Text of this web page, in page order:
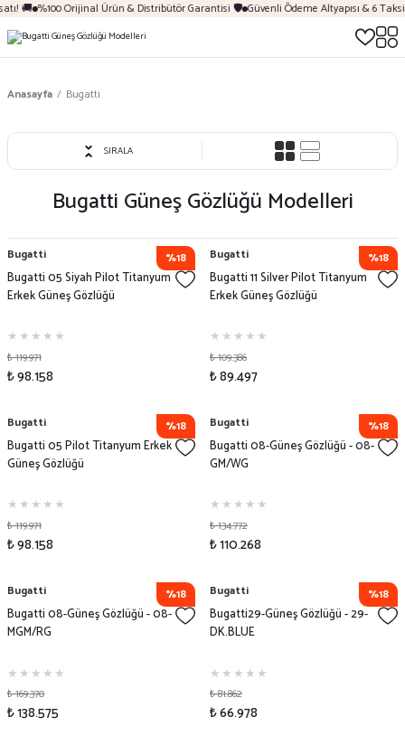
🚚 %100 Orijinal Ürün & Distribütör Garantisi 🛡️ Güvenli Ödeme Altyapısı & 6
Anasayfa Bugatti
SIRALA
Bugatti Güneş Gözlüğü Modelleri
%18
Bugatti
Bugatti 05 Siyah Pilot Titanyum
Erkek Güneş Gözlüğü
₺ 119.971
₺ 98.158
%18
Bugatti
Bugatti 11 Silver Pilot Titanyum
Erkek Güneş Gözlüğü
₺ 109.386
₺ 89.497
%18
Bugatti
Bugatti 05 Pilot Titanyum Erkek
Güneş Gözlüğü
₺ 119.971
₺ 98.158
%18
Bugatti
Bugatti 08-Güneş Gözlüğü - 08-
GM/WG
₺ 134.772
₺ 110.268
%18
Bugatti
Bugatti 08-Güneş Gözlüğü - 08-
MGM/RG
₺ 169.370
₺ 138.575
%18
Bugatti
Bugatti29-Güneş Gözlüğü - 29-
DK.BLUE
₺ 81.862
₺ 66.978